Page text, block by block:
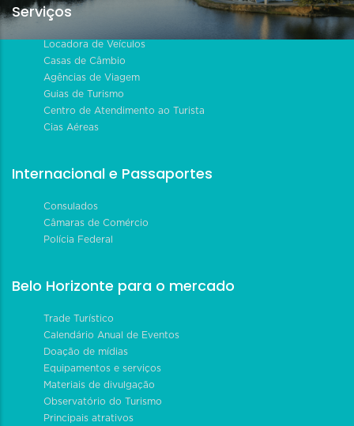
Serviços
Locadora de Veículos
Casas de Câmbio
Agências de Viagem
Guias de Turismo
Centro de Atendimento ao Turista
Cias Aéreas
Internacional e Passaportes
Consulados
Câmaras de Comércio
Polícia Federal
Belo Horizonte para o mercado
Trade Turístico
Calendário Anual de Eventos
Doação de mídias
Equipamentos e serviços
Materiais de divulgação
Observatório do Turismo
Principais atrativos